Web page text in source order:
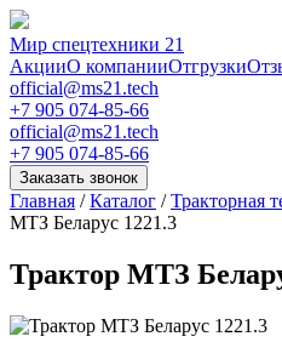
Мир спецтехники 21
АкцииО компанииОтгрузки
official@ms21.tech
+7 905 074-85-66
official@ms21.tech
+7 905 074-85-66
Заказать звонок
Главная /Каталог /Тракторная
МТЗ Беларус 1221.3
Трактор МТЗ